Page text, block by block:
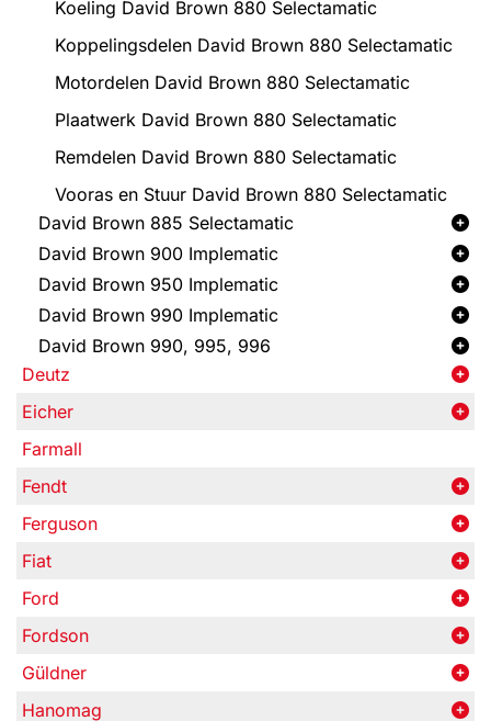
Koeling David Brown 880 Selectamatic
Koppelingsdelen David Brown 880 Selectamatic
Motordelen David Brown 880 Selectamatic
Plaatwerk David Brown 880 Selectamatic
Remdelen David Brown 880 Selectamatic
Vooras en Stuur David Brown 880 Selectamatic
David Brown 885 Selectamatic
David Brown 900 Implematic
David Brown 950 Implematic
David Brown 990 Implematic
David Brown 990, 995, 996
Deutz
Eicher
Farmall
Fendt
Ferguson
Fiat
Ford
Fordson
Güldner
Hanomag